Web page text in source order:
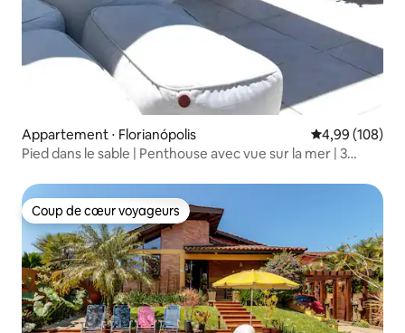
Appartement ⋅ Florianópolis Évaluation
4,99 (108)
Pied dans le sable | Penthouse avec vue sur la mer | 3
Coup de cœur voyageurs
Coup de cœur voyageurs